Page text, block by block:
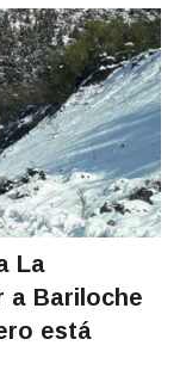
La
a Bariloche
está